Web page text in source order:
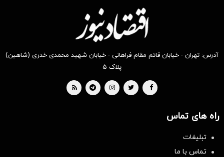
آدرس: تهران - خیابان قائم مقام فراهانی - خیابان شهید محمدی خدری (شاهین)
پلاک ۵
راه های تماس
تبلیغات
تماس با ما